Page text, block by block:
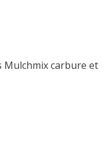
Mulchmix carbure et